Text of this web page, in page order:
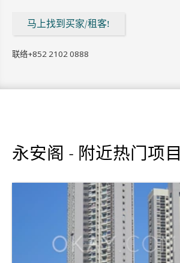
马上找到买家/租客!
联络+852 2102 0888
永安阁 - 附近热门项目